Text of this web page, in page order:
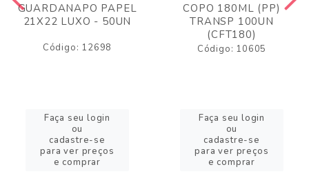
GUARDANAPO PAPEL
21X22 LUXO - 50UN
Código: 12698
Faça seu login
ou
cadastre-se
para ver preços
e comprar
COPO 180ML (PP)
TRANSP 100UN
(CFT180)
Código: 10605
Faça seu login
ou
cadastre-se
para ver preços
e comprar